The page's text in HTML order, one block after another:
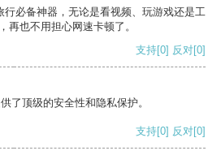
行必备神器，无论是看视频、玩游戏还是工
再也不用担心网速卡顿了。
支持[0] 反对[0]
了顶级的安全性和隐私保护。
支持[0] 反对[0]